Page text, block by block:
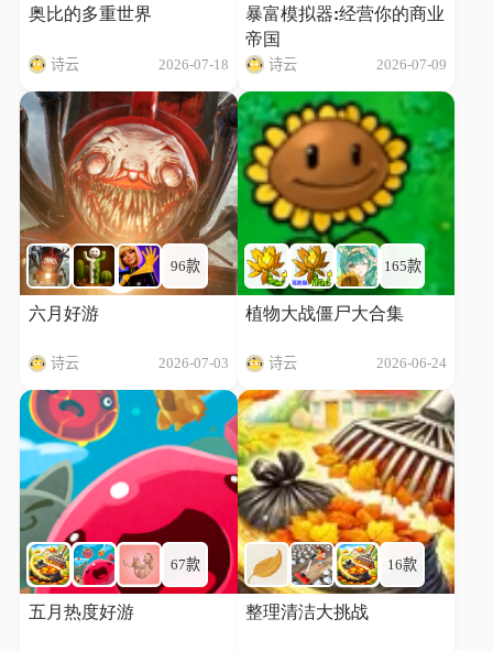
奥比的多重世界
诗云 2026-07-18
暴富模拟器:经营你的商业
帝国
诗云 2026-07-09
96款
六月好游
诗云 2026-07-03
165款
植物大战僵尸大合集
诗云 2026-06-24
67款
五月热度好游
16款
整理清洁大挑战